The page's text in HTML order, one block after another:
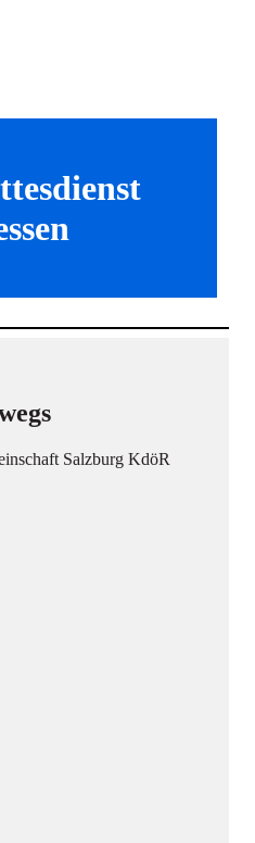
Salzburg KdöR